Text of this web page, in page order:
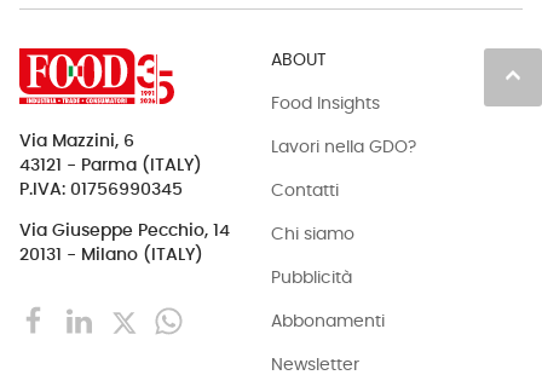
keyboard_arrow_up
Via Mazzini, 6
43121 - Parma (ITALY)
P.IVA: 01756990345
Via Giuseppe Pecchio, 14
20131 - Milano (ITALY)
ABOUT
Food Insights
Lavori nella GDO?
Contatti
Chi siamo
Pubblicità
Abbonamenti
Newsletter